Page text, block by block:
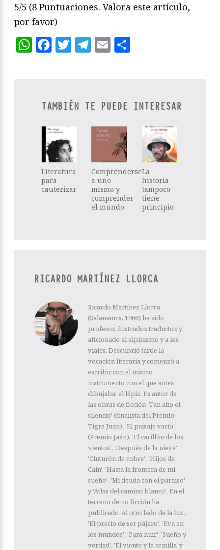
5/5 (8 Puntuaciones. Valora este artículo,
por favor)
WhatsApp
Facebook
Twitter
Telegram
Email
TAMBIÉN TE PUEDE INTERESAR
Literatura
para
cauterizar
Comprenderse
a uno
mismo y
comprender
el mundo
La
historia
tampoco
tiene
principio
RICARDO MARTÍNEZ LLORCA
Ricardo Martínez Llorca
(Salamanca, 1966) ha sido
profesor, ilustrador, traductor, y
aficionado al alpinismo y a los
viajes. Descubrió tarde la
vocación literaria y comenzó a
escribir con el mismo
instrumento con el que antes
dibujaba: el lápiz. Es autor de
las obras de ficción 'Tan alto el
silencio' (finalista del Premio
Tigre Juan), 'El paisaje vacío'
(Premio Jaén), 'El carillón de los
vientos', 'Después de la nieve',
'Cinturón de cobre', 'Hijos de
Caín', 'Hasta la frontera de mi
sueño', 'Mi deuda con el paraíso'
y 'Atlas del camino blanco'. En el
terreno de no ficción ha
publicado 'Al otro lado de la luz',
'El precio de ser pájaro', 'Eva en
los mundos', 'Para huir', 'Sueño y
verdad', 'El viento y la semilla' y